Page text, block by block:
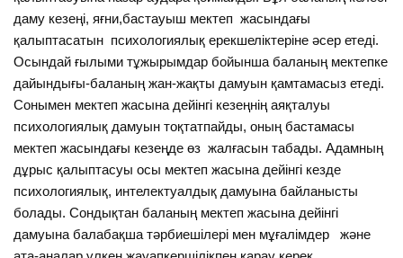
даму кезеңі, яғни,бастауыш мектеп жасындағы
қалыптасатын психологиялық ерекшеліктеріне әсер етеді.
Осындай ғылыми тұжырымдар бойынша баланың мектепке
дайындығы-баланың жан-жақты дамуын қамтамасыз етеді.
Сонымен мектеп жасына дейінгі кезеңнің аяқталуы
психологиялық дамуын тоқтатпайды, оның бастамасы
мектеп жасындағы кезеңде өз жалғасын табады. Адамның
дұрыс қалыптасуы осы мектеп жасына дейінгі кезде
психологиялық, интелектуалдық дамуына байланысты
болады. Сондықтан баланың мектеп жасына дейінгі
дамуына балабақша тәрбиешілері мен мұғалімдер және